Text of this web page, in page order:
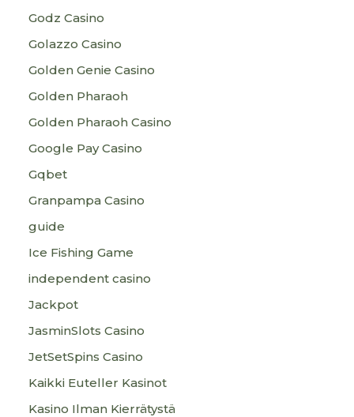
Godz Casino
Golazzo Casino
Golden Genie Casino
Golden Pharaoh
Golden Pharaoh Casino
Google Pay Casino
Gqbet
Granpampa Casino
guide
Ice Fishing Game
independent casino
Jackpot
JasminSlots Casino
JetSetSpins Casino
Kaikki Euteller Kasinot
Kasino Ilman Kierrätystä